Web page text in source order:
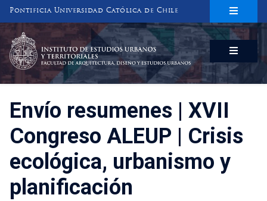
Pontificia Universidad Católica de Chile
INSTITUTO DE ESTUDIOS URBANOS
Y TERRITORIALES
FACULTAD DE ARQUITECTURA, DISEÑO Y ESTUDIOS URBANOS
Envío resumenes | XVII
Congreso ALEUP | Crisis
ecológica, urbanismo y
planificación